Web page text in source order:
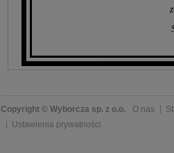
Copyright © Wyborcza sp. z o.o. O nas
Ustawienia prywatności